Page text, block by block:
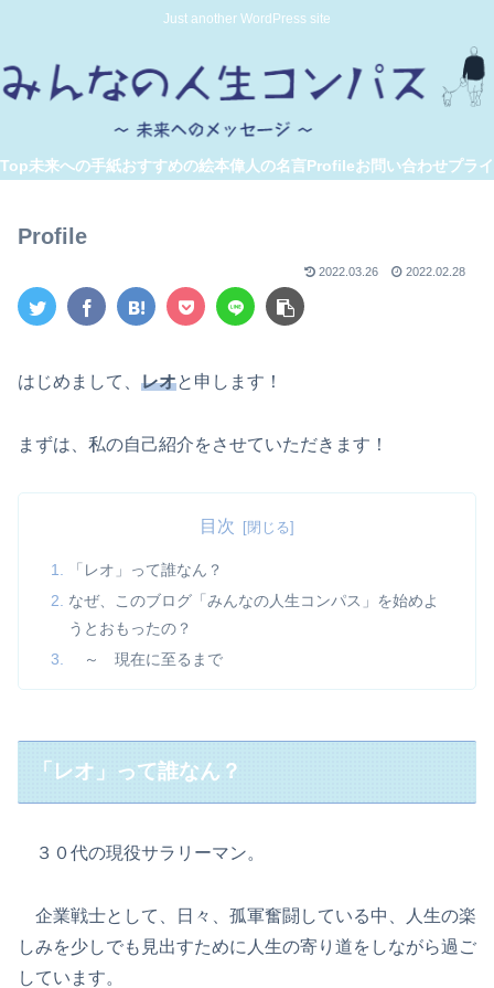
Just another WordPress site
Top未来への手紙おすすめの絵本偉人の名言Profileお問い合わせプラ
Profile
2022.03.26 2022.02.28
はじめまして、 レオと申します！
まずは、私の自己紹介をさせていただきます！
目次
「レオ」って誰なん？
なぜ、このブログ「みんなの人生コンパス」を始めよ
うとおもったの？
～ 現在に至るまで
「レオ」って誰なん？
３０代の現役サラリーマン。
企業戦士として、日々、孤軍奮闘している中、人生の楽
しみを少しでも見出すために人生の寄り道をしながら過ご
しています。